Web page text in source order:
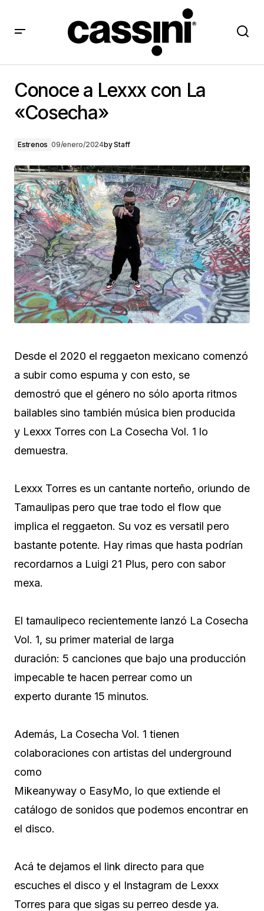
Conoce a Lexxx con La
«Cosecha»
Estrenos 09/enero/2024byStaff
Desde el 2020 el reggaeton mexicano comenzó
a subir como espuma y con esto, se
demostró que el género no sólo aporta ritmos
bailables sino también música bien producida
y Lexxx Torres con La Cosecha Vol. 1 lo
demuestra.
Lexxx Torres es un cantante norteño, oriundo de
Tamaulipas pero que trae todo el flow que
implica el reggaeton. Su voz es versatil pero
bastante potente. Hay rimas que hasta podrían
recordarnos a Luigi 21 Plus, pero con sabor
mexa.
El tamaulipeco recientemente lanzó La Cosecha
Vol. 1, su primer material de larga
duración: 5 canciones que bajo una producción
impecable te hacen perrear como un
experto durante 15 minutos.
Además, La Cosecha Vol. 1 tienen
colaboraciones con artistas del underground
como
Mikeanyway o EasyMo, lo que extiende el
catálogo de sonidos que podemos encontrar en
el disco.
Acá te dejamos el link directo para que
escuches el disco y el Instagram de Lexxx
Torres para que sigas su perreo desde ya.